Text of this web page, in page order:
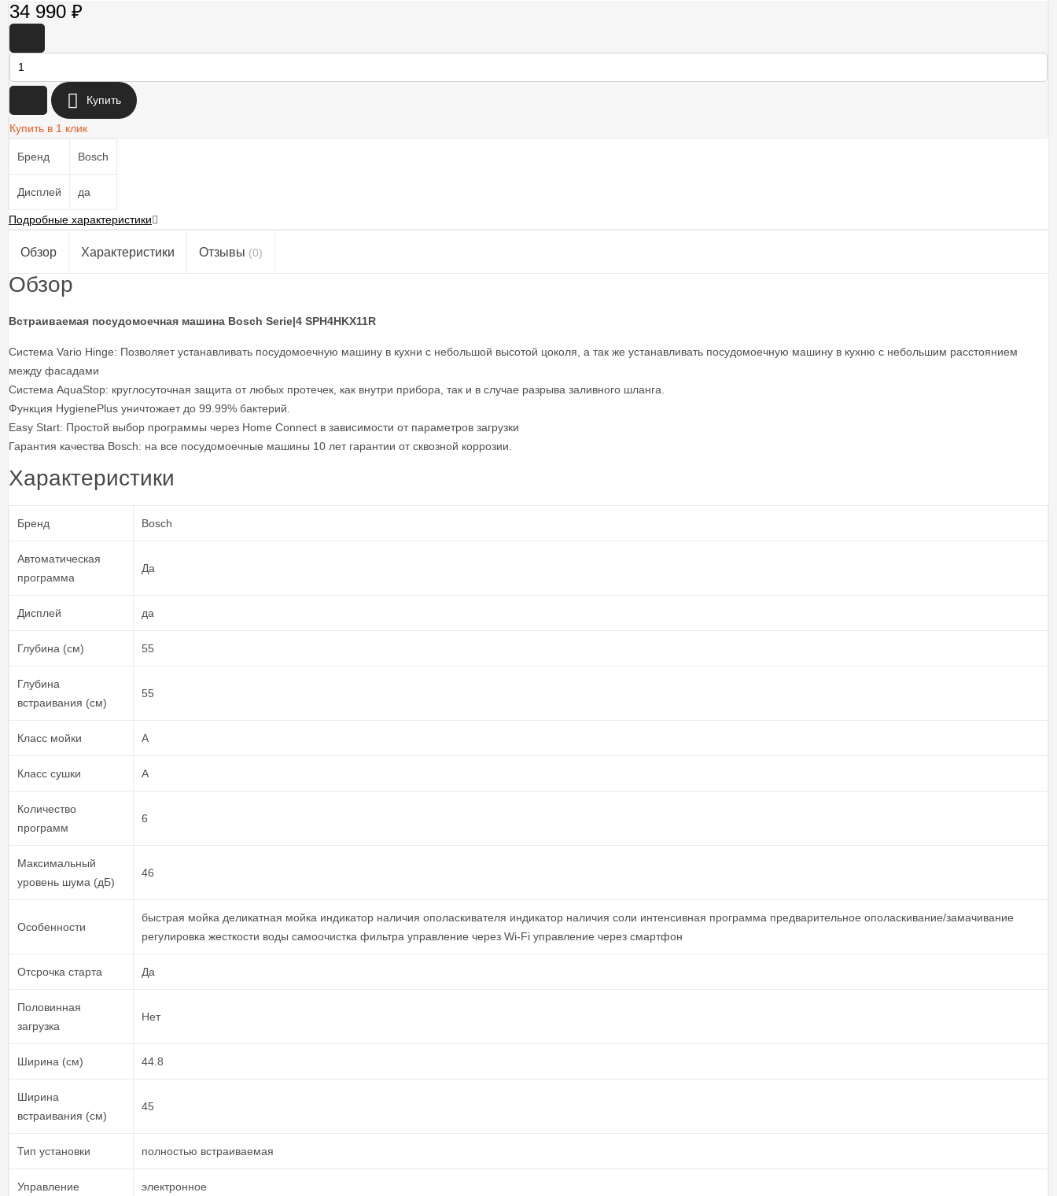
34 990 ₽
Купить
Купить в 1 клик
Бренд Bosch
Дисплей да
Подробные характеристики
Обзор Характеристики Отзывы (0)
Обзор
Встраиваемая посудомоечная машина Bosch Serie|4 SPH4HKX11R
Система Vario Hinge: Позволяет устанавливать посудомоечную машину в кухни с небольшой высотой цоколя, а так же устанавливать посудомоечную машину в кухню с небольшим расстоянием
между фасадами
Система AquaStop: круглосуточная защита от любых протечек, как внутри прибора, так и в случае разрыва заливного шланга.
Функция HygienePlus уничтожает до 99.99% бактерий.
Easy Start: Простой выбор программы через Home Connect в зависимости от параметров загрузки
Гарантия качества Bosch: на все посудомоечные машины 10 лет гарантии от сквозной коррозии.
Характеристики
Бренд Bosch
Автоматическая
программа
Да
Дисплей да
Глубина (см) 55
Глубина
встраивания (см)
55
Класс мойки А
Класс сушки А
Количество
программ
6
Максимальный
уровень шума (дБ)
46
Особенности
быстрая мойка деликатная мойка индикатор наличия ополаскивателя индикатор наличия соли интенсивная программа предварительное ополаскивание/замачивание
регулировка жесткости воды самоочистка фильтра управление через Wi-Fi управление через смартфон
Отсрочка старта Да
Половинная
загрузка
Нет
Ширина (см) 44.8
Ширина
встраивания (см)
45
Тип установки полностью встраиваемая
Управление электронное